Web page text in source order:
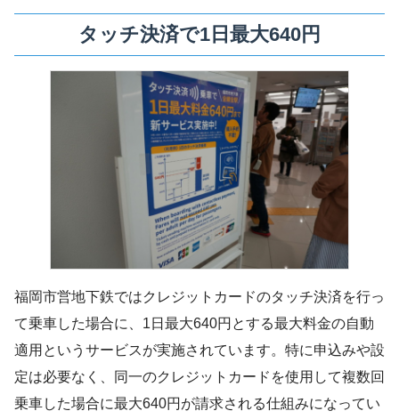
タッチ決済で1日最大640円
福岡市営地下鉄ではクレジットカードのタッチ決済を行っ
て乗車した場合に、1日最大640円とする最大料金の自動
適用というサービスが実施されています。特に申込みや設
定は必要なく、同一のクレジットカードを使用して複数回
乗車した場合に最大640円が請求される仕組みになってい